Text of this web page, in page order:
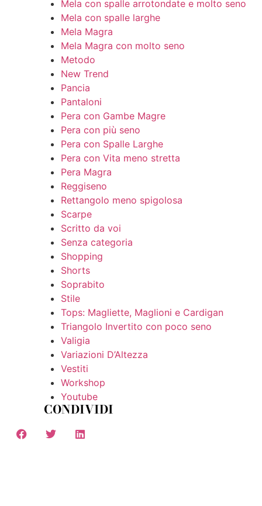
Mela con spalle arrotondate e molto seno
Mela con spalle larghe
Mela Magra
Mela Magra con molto seno
Metodo
New Trend
Pancia
Pantaloni
Pera con Gambe Magre
Pera con più seno
Pera con Spalle Larghe
Pera con Vita meno stretta
Pera Magra
Reggiseno
Rettangolo meno spigolosa
Scarpe
Scritto da voi
Senza categoria
Shopping
Shorts
Soprabito
Stile
Tops: Magliette, Maglioni e Cardigan
Triangolo Invertito con poco seno
Valigia
Variazioni D’Altezza
Vestiti
Workshop
Youtube
CONDIVIDI